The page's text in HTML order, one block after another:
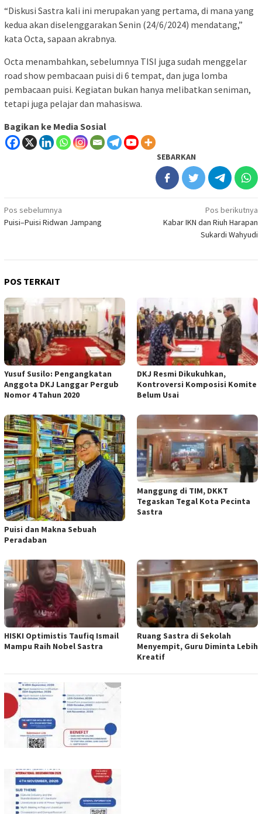
“Diskusi Sastra kali ini merupakan yang pertama, di mana yang
kedua akan diselenggarakan Senin (24/6/2024) mendatang,”
kata Octa, sapaan akrabnya.
Octa menambahkan, sebelumnya TISI juga sudah menggelar
road show pembacaan puisi di 6 tempat, dan juga lomba
pembacaan puisi. Kegiatan bukan hanya melibatkan seniman,
tetapi juga pelajar dan mahasiswa.
Bagikan ke Media Sosial
SEBARKAN
Navigasi
pos
Pos sebelumnya
Puisi–Puisi Ridwan Jampang
Pos berikutnya
Kabar IKN dan Riuh Harapan
Sukardi Wahyudi
POS TERKAIT
Yusuf Susilo: Pengangkatan
Anggota DKJ Langgar Pergub
Nomor 4 Tahun 2020
DKJ Resmi Dikukuhkan,
Kontroversi Komposisi Komite
Belum Usai
Puisi dan Makna Sebuah
Peradaban
Manggung di TIM, DKKT
Tegaskan Tegal Kota Pecinta
Sastra
HISKI Optimistis Taufiq Ismail
Mampu Raih Nobel Sastra
Ruang Sastra di Sekolah
Menyempit, Guru Diminta Lebih
Kreatif